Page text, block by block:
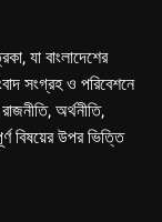
যা বাংলাদেশের
সংগ্রহ ও পরিবেশনে
অর্থনীতি,
বিষয়ের উপর ভিত্তি